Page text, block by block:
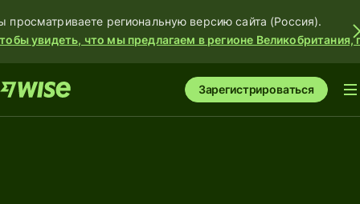
просматриваете региональную версию сайта (Россия).
увидеть, что мы предлагаем в регионе Великобритания,
Зарегистрироваться